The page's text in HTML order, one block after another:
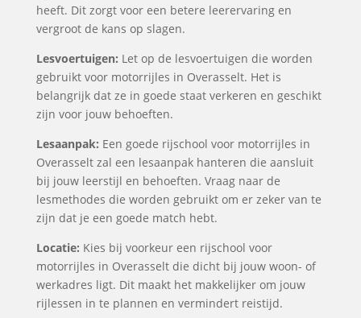
heeft. Dit zorgt voor een betere leerervaring en
vergroot de kans op slagen.
Lesvoertuigen: Let op de lesvoertuigen die worden
gebruikt voor motorrijles in Overasselt. Het is
belangrijk dat ze in goede staat verkeren en geschikt
zijn voor jouw behoeften.
Lesaanpak: Een goede rijschool voor motorrijles in
Overasselt zal een lesaanpak hanteren die aansluit
bij jouw leerstijl en behoeften. Vraag naar de
lesmethodes die worden gebruikt om er zeker van te
zijn dat je een goede match hebt.
Locatie: Kies bij voorkeur een rijschool voor
motorrijles in Overasselt die dicht bij jouw woon- of
werkadres ligt. Dit maakt het makkelijker om jouw
rijlessen in te plannen en vermindert reistijd.